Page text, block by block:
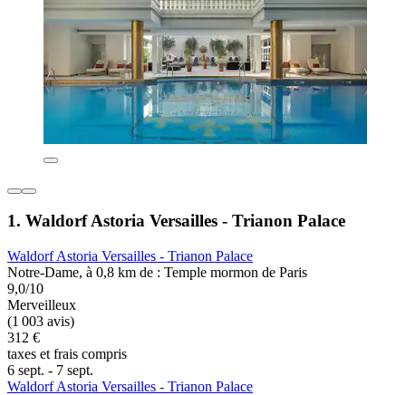
1. Waldorf Astoria Versailles - Trianon Palace
Waldorf Astoria Versailles - Trianon Palace
Notre-Dame, à 0,8 km de : Temple mormon de Paris
9,0/10
Merveilleux
(1 003 avis)
312 €
taxes et frais compris
6 sept. - 7 sept.
Waldorf Astoria Versailles - Trianon Palace